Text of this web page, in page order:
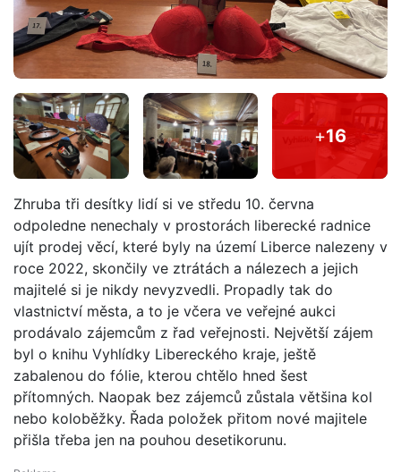
+16
Zhruba tři desítky lidí si ve středu 10. června
odpoledne nenechaly v prostorách liberecké radnice
ujít prodej věcí, které byly na území Liberce nalezeny v
roce 2022, skončily ve ztrátách a nálezech a jejich
majitelé si je nikdy nevyzvedli. Propadly tak do
vlastnictví města, a to je včera ve veřejné aukci
prodávalo zájemcům z řad veřejnosti. Největší zájem
byl o knihu Vyhlídky Libereckého kraje, ještě
zabalenou do fólie, kterou chtělo hned šest
přítomných. Naopak bez zájemců zůstala většina kol
nebo koloběžky. Řada položek přitom nové majitele
přišla třeba jen na pouhou desetikorunu.